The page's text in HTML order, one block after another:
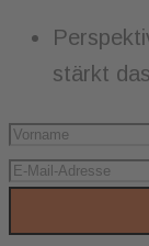
stärkt